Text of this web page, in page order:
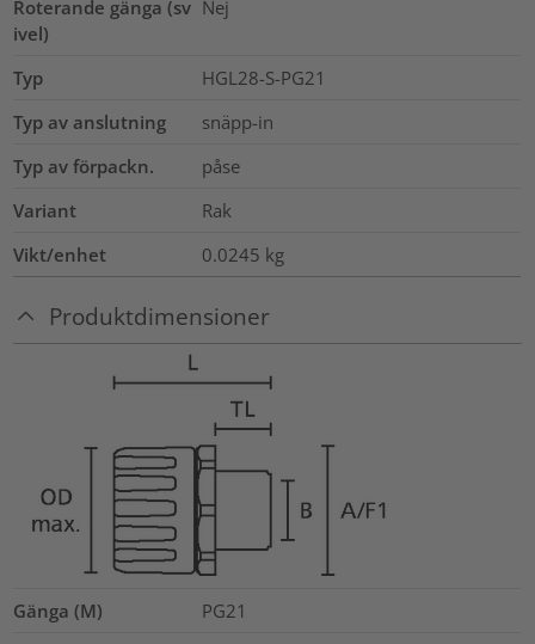
Roterande gänga (sv
ivel)
Nej
Typ
HGL28-S-PG21
Typ av anslutning
snäpp-in
Typ av förpackn.
påse
Variant
Rak
Vikt/enhet
0.0245 kg
Produktdimensioner
Gänga (M)
PG21